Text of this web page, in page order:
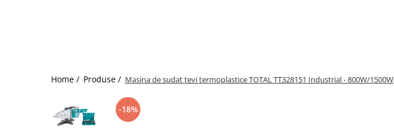
Home / Produse / Masina de sudat tevi termoplastice TOTAL TT328151 Industrial - 800W/1500W
-18%